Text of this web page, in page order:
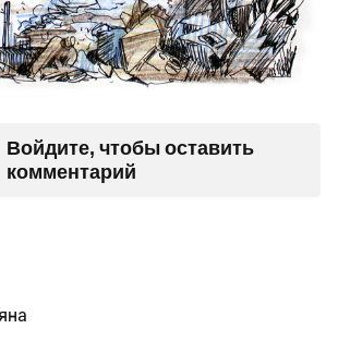
Войдите, чтобы оставить
комментарий